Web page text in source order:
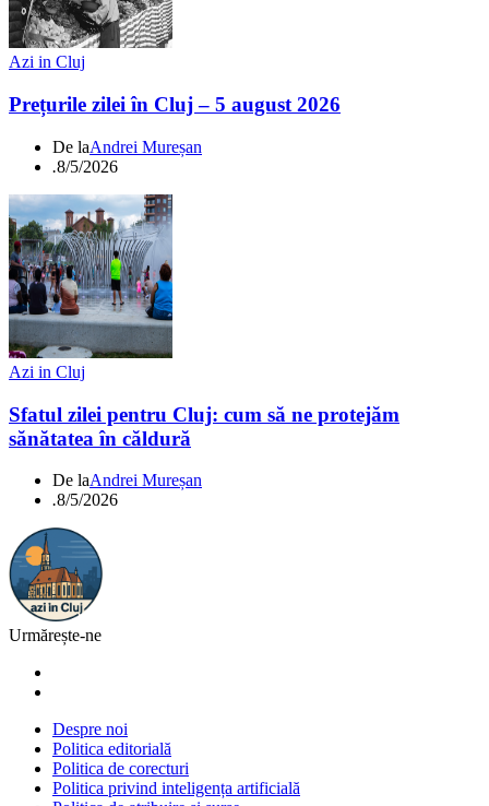
Azi in Cluj
Prețurile zilei în Cluj – 5 august 2026
De laAndrei Mureșan
.8/5/2026
Azi in Cluj
Sfatul zilei pentru Cluj: cum să ne protejăm
sănătatea în căldură
De laAndrei Mureșan
.8/5/2026
Urmărește-ne
Despre noi
Politica editorială
Politica de corecturi
Politica privind inteligența artificială